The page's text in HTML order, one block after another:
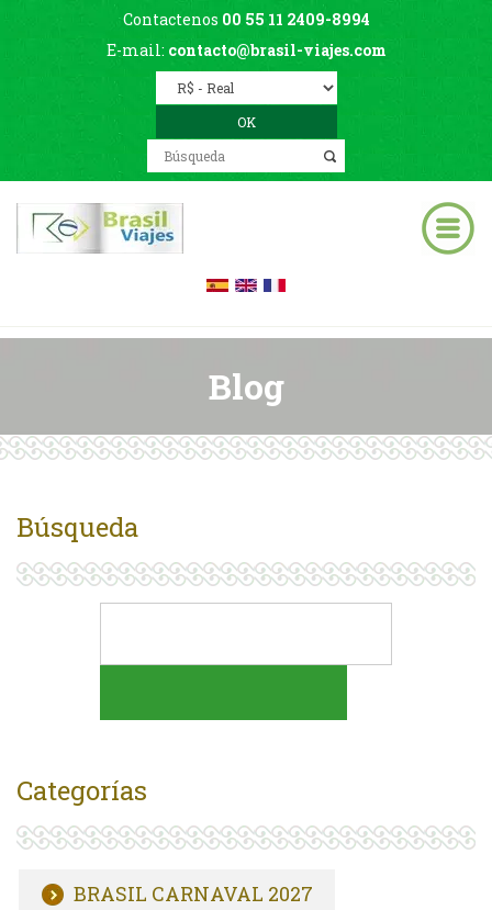
Contactenos 00 55 11 2409-8994
E-mail: contacto@brasil-viajes.com
Blog
Búsqueda
Categorías
BRASIL CARNAVAL 2027